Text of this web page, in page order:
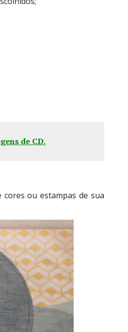
de CD.
ou estampas de sua